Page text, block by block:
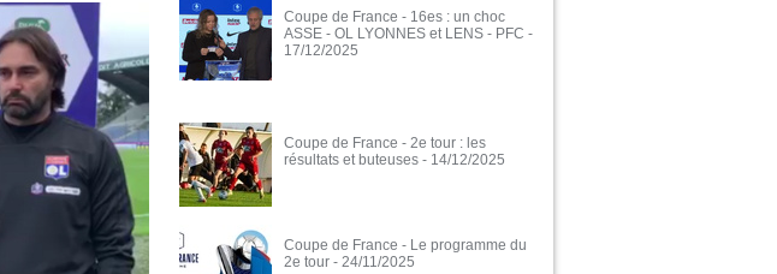
Coupe de France - 16es : un choc
ASSE - OL LYONNES et LENS - PFC -
17/12/2025
Coupe de France - 2e tour : les
résultats et buteuses - 14/12/2025
Coupe de France - Le programme du
2e tour - 24/11/2025